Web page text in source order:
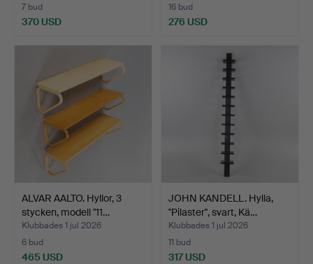
7 bud
370 USD
16 bud
276 USD
ALVAR AALTO. Hyllor, 3
stycken, modell "11…
Klubbades 1 jul 2026
6 bud
465 USD
JOHN KANDELL. Hylla,
"Pilaster", svart, Kä…
Klubbades 1 jul 2026
11 bud
317 USD